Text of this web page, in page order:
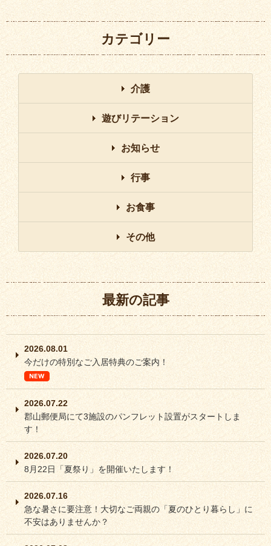
カテゴリー
介護
遊びリテーション
お知らせ
行事
お食事
その他
最新の記事
2026.08.01
今だけの特別なご入居特典のご案内！
2026.07.22
郡山郵便局にて3施設のパンフレット設置がスタートしま
す！
2026.07.20
8月22日「夏祭り」を開催いたします！
2026.07.16
急な暑さに要注意！大切なご両親の「夏のひとり暮らし」に
不安はありませんか？